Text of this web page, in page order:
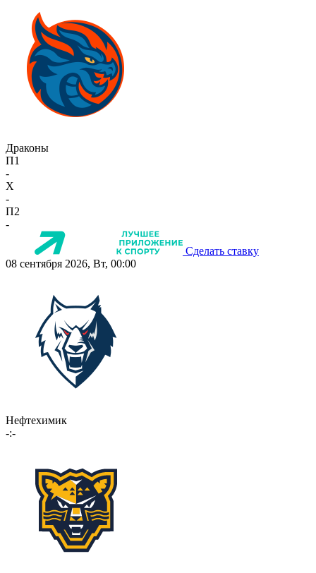
Драконы
П1
-
X
-
П2
-
Сделать ставку
08 сентября 2026, Вт, 00:00
Нефтехимик
-:-